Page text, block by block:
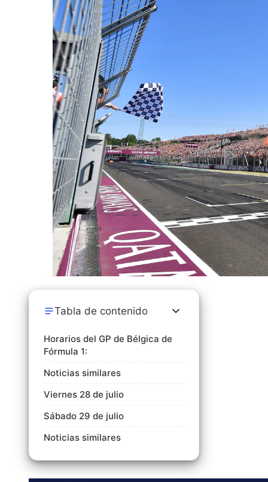
Tabla de contenido
Horarios del GP de Bélgica de
Fórmula 1:
Noticias similares
Viernes 28 de julio
Sábado 29 de julio
Noticias similares